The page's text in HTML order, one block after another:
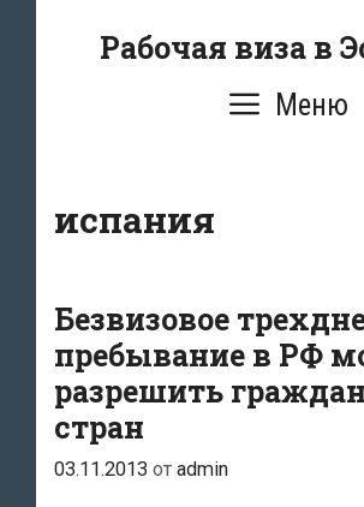
Рабочая виза в
Меню
испания
Безвизовое
пребывание в РФ
разрешить
стран
03.11.2013 от admin